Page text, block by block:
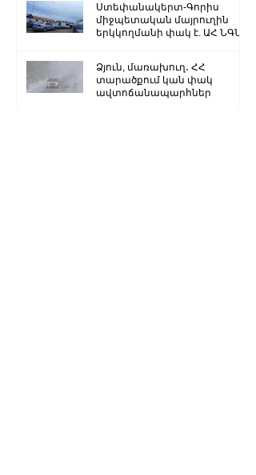
Ստեփանակերտ-Գորիս
միջպետական մայրուղին
երկկողմանի փակ է. ԱՀ ՆԳՆ
Ձյուն, մառախուղ․ ՀՀ
տարածքում կան փակ
ավտոճանապարհներ